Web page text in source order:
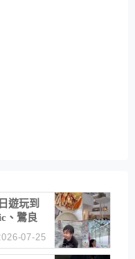
遊玩到
、鷺良
攝地、漢
07-25